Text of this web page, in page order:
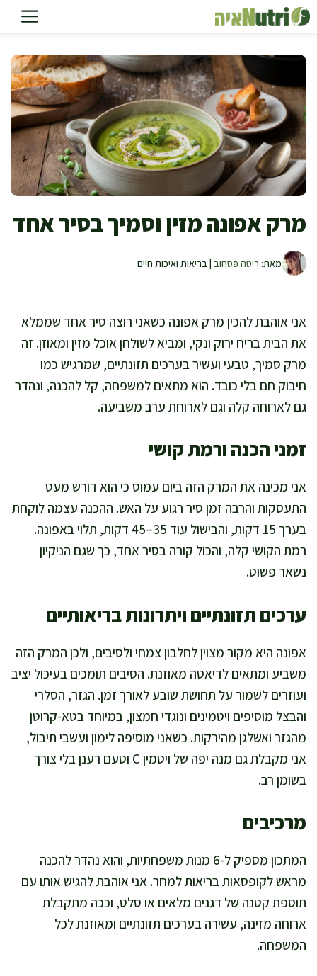
לדלג
לתוכן
מרק אפונה מזין וסמיך בסיר אחד
מאת: ריטה פסחוב | בריאות ואיכות חיים
אני אוהבת להכין מרק אפונה כשאני רוצה סיר אחד שממלא
את הבית בריח ירוק ונקי, ומביא לשולחן אוכל מזין ומאוזן. זה
מרק סמיך, טבעי ועשיר בערכים תזונתיים, שמרגיש כמו
חיבוק חם בלי כובד. הוא מתאים למשפחה, קל להכנה, ונהדר
גם לארוחה קלה וגם לארוחת ערב משביעה.
זמני הכנה ורמת קושי
אני מכינה את המרק הזה ביום עמוס כי הוא דורש מעט
התעסקות והרבה זמן סיר רגוע על האש. ההכנה עצמה לוקחת
בערך 15 דקות, והבישול עוד 35–45 דקות, תלוי באפונה.
רמת הקושי קלה, והכול קורה בסיר אחד, כך שגם הניקיון
נשאר פשוט.
ערכים תזונתיים ויתרונות בריאותיים
אפונה היא מקור מצוין לחלבון צמחי ולסיבים, ולכן המרק הזה
משביע ומתאים לדיאטה מאוזנת. הסיבים תומכים בעיכול יציב
ועוזרים לשמור על תחושת שובע לאורך זמן. הגזר, הסלרי
והבצל מוסיפים ויטמינים ונוגדי חמצון, במיוחד בטא-קרוטן
מהגזר ואשלגן מהירקות. כשאני מוסיפה לימון ועשבי תיבול,
אני מקבלת גם מנה יפה של ויטמין C וטעם רענן בלי צורך
בשומן רב.
מרכיבים
המתכון מספיק ל-6 מנות משפחתיות, והוא נהדר להכנה
מראש לקופסאות בריאות למחר. אני אוהבת להגיש אותו עם
תוספת קטנה של דגנים מלאים או סלט, וככה מתקבלת
ארוחה מזינה, עשירה בערכים תזונתיים ומאוזנת לכל
המשפחה.